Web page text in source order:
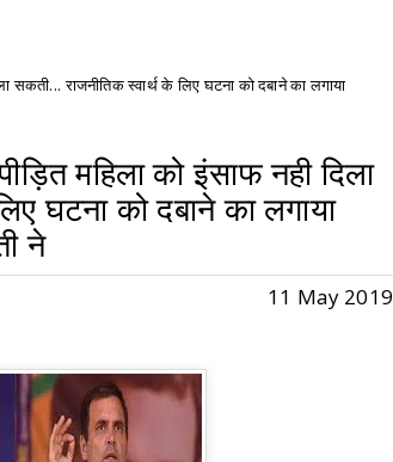
राजनीतिक स्वार्थ के लिए घटना को दबाने का लगाया
महिला को इंसाफ नही दिला
घटना को दबाने का लगाया
ने
11 May 2019